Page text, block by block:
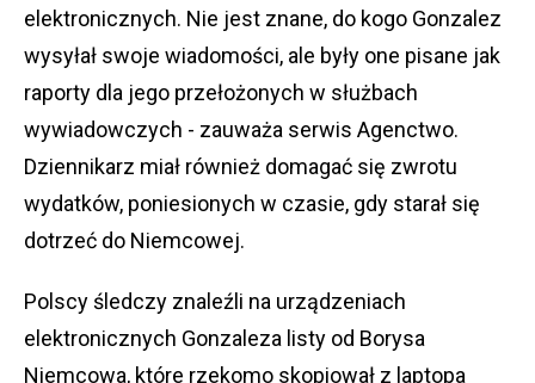
elektronicznych. Nie jest znane, do kogo Gonzalez
wysyłał swoje wiadomości, ale były one pisane jak
raporty dla jego przełożonych w służbach
wywiadowczych - zauważa serwis Agenctwo.
Dziennikarz miał również domagać się zwrotu
wydatków, poniesionych w czasie, gdy starał się
dotrzeć do Niemcowej.
Polscy śledczy znaleźli na urządzeniach
elektronicznych Gonzaleza listy od Borysa
Niemcowa, które rzekomo skopiował z laptopa